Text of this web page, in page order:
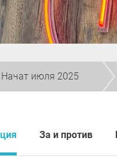
Начат июля 2025
За и против